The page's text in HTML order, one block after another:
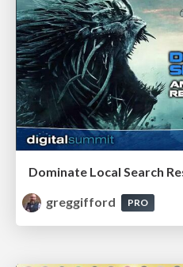
greggifford
PRO